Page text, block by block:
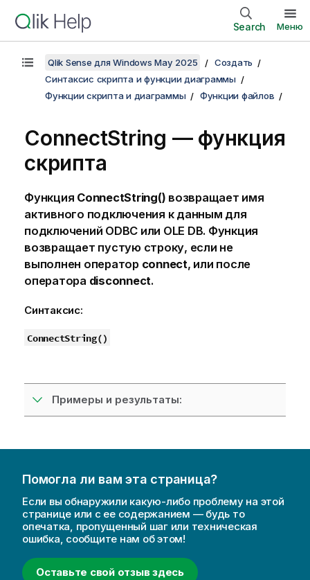
Search Меню
Qlik Sense для Windows May 2025
Создать
Синтаксис скрипта и функции диаграммы
Функции скрипта и диаграммы
Функции файлов
ConnectString — функция
скрипта
Функция ConnectString() возвращает имя
активного подключения к данным для
подключений ODBC или OLE DB. Функция
возвращает пустую строку, если не
выполнен оператор connect, или после
оператора disconnect.
Синтаксис:
ConnectString()
Примеры и результаты:
Помогла ли вам эта страница?
Если вы обнаружили какую-либо проблему на этой
странице или с ее содержанием — будь то
опечатка, пропущенный шаг или техническая
ошибка, сообщите нам об этом!
Оставьте свой отзыв здесь